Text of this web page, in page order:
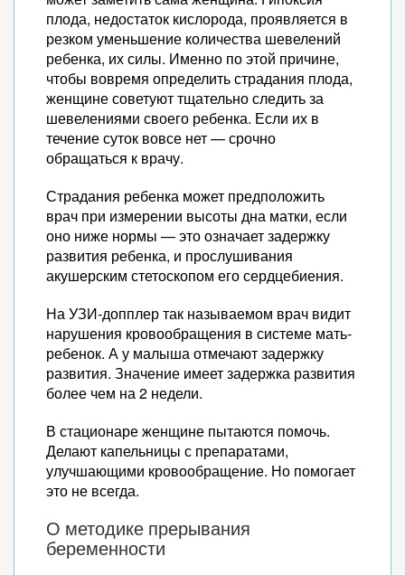
плода, недостаток кислорода, проявляется в
резком уменьшение количества шевелений
ребенка, их силы. Именно по этой причине,
чтобы вовремя определить страдания плода,
женщине советуют тщательно следить за
шевелениями своего ребенка. Если их в
течение суток вовсе нет — срочно
обращаться к врачу.
Страдания ребенка может предположить
врач при измерении высоты дна матки, если
оно ниже нормы — это означает задержку
развития ребенка, и прослушивания
акушерским стетоскопом его сердцебиения.
На УЗИ-допплер так называемом врач видит
нарушения кровообращения в системе мать-
ребенок. А у малыша отмечают задержку
развития. Значение имеет задержка развития
более чем на 2 недели.
В стационаре женщине пытаются помочь.
Делают капельницы с препаратами,
улучшающими кровообращение. Но помогает
это не всегда.
О методике прерывания
беременности